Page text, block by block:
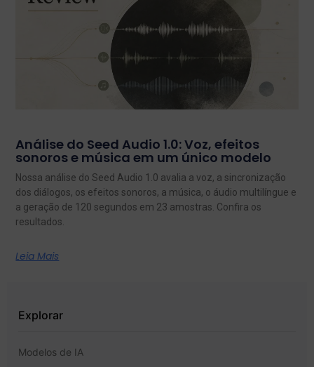
Análise do Seed Audio 1.0: Voz, efeitos
sonoros e música em um único modelo
Nossa análise do Seed Audio 1.0 avalia a voz, a sincronização
dos diálogos, os efeitos sonoros, a música, o áudio multilíngue e
a geração de 120 segundos em 23 amostras. Confira os
resultados.
Leia Mais
Explorar
Modelos de IA